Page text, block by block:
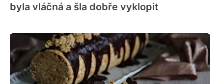
byla vláčná a šla dobře vyklopit